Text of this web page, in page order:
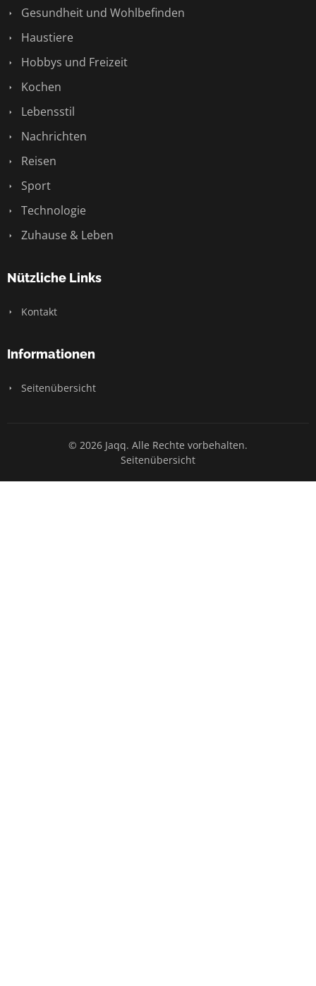
Gesundheit und Wohlbefinden
Haustiere
Hobbys und Freizeit
Kochen
Lebensstil
Nachrichten
Reisen
Sport
Technologie
Zuhause & Leben
Nützliche Links
Kontakt
Informationen
Seitenübersicht
© 2026 Jaqq. Alle Rechte vorbehalten.
Seitenübersicht